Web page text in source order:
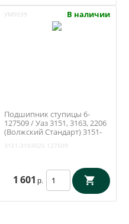
УМ0039 В наличии
Подшипник ступицы 6-
127509 / Уаз 3151, 3163, 2206
(Волжский Стандарт) 3151-
3151-3103025 127509
1 601 р.